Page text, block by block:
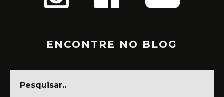
ENCONTRE NO BLOG